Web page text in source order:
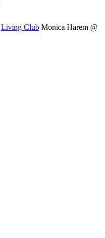
Living Club Monica Harem @